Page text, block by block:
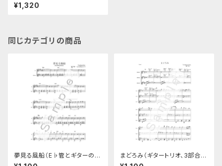
¥1,320
同じカテゴリの商品
夢見る風船（E♭管とギターのデ
ュオ楽譜）
まどろみ（ギタートリオ、3部合
奏）